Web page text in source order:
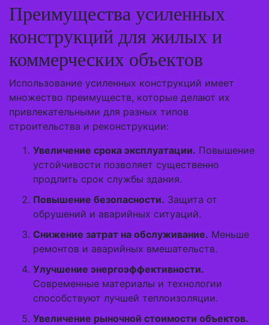
Преимущества усиленных
конструкций для жилых и
коммерческих объектов
Использование усиленных конструкций имеет
множество преимуществ, которые делают их
привлекательными для разных типов
строительства и реконструкции:
Увеличение срока эксплуатации. Повышение
устойчивости позволяет существенно
продлить срок службы здания.
Повышение безопасности. Защита от
обрушений и аварийных ситуаций.
Снижение затрат на обслуживание. Меньше
ремонтов и аварийных вмешательств.
Улучшение энергоэффективности.
Современные материалы и технологии
способствуют лучшей теплоизоляции.
Увеличение рыночной стоимости объектов.